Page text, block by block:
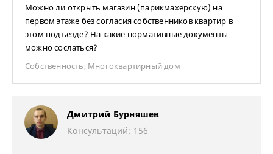
Можно ли открыть магазин (парикмахерскую) на
первом этаже без согласия собственников квартир в
этом подъезде? На какие нормативные документы
можно сослаться?
Собственность, Многоквартирный дом
Дмитрий Бурняшев
Консультаций: 156